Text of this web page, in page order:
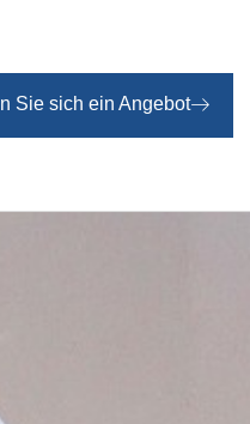
Sie sich ein Angebot